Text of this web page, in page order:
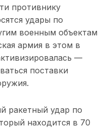
противнику
удары по
военным объектам
армия в этом в
—
поставки
ракетный удар по
находится в 70